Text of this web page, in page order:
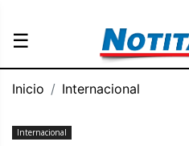
☰
Inicio Internacional
Internacional